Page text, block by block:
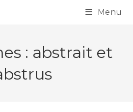
Menu
: abstrait et